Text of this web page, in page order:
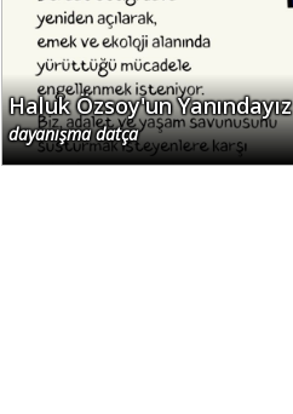
Haluk Özsoy'un Yanındayız
dayanışma datça